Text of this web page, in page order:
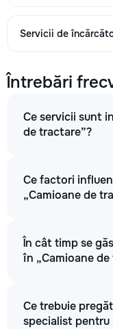
Servicii de
Întrebări
Ce servicii sunt
de tractare”?
Ce factori
„Camioane de
În cât timp se
în „Camioane
Ce trebuie
specialist pentru